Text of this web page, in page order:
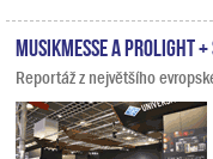
Musikmesse a Prolight +
Reportáž z největšího